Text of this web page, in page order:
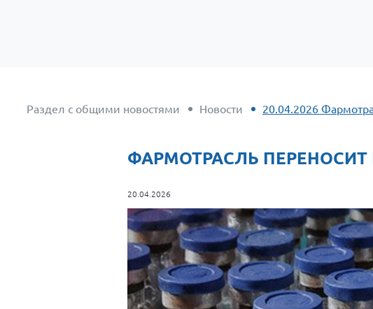
Раздел с общими новостями Новости 20.04.2026
ФАРМОТРАСЛЬ
20.04.2026